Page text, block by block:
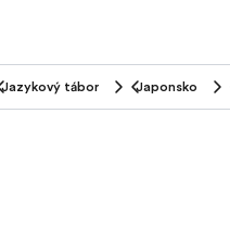
Jazykový tábor Japonsko